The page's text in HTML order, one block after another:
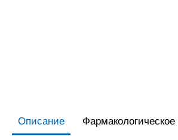
Описание